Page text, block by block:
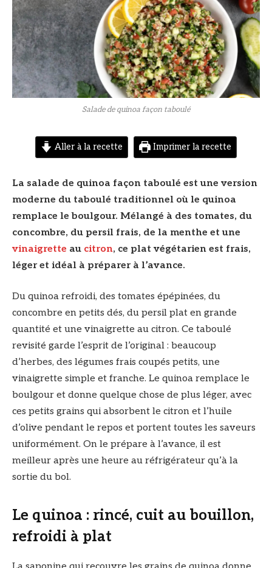
Salade de quinoa façon taboulé
Aller à la recette Imprimer la recette
La salade de quinoa façon taboulé est une version
moderne du taboulé traditionnel où le quinoa
remplace le boulgour. Mélangé à des tomates, du
concombre, du persil frais, de la menthe et une
vinaigrette au citron, ce plat végétarien est frais,
léger et idéal à préparer à l’avance.
Du quinoa refroidi, des tomates épépinées, du
concombre en petits dés, du persil plat en grande
quantité et une vinaigrette au citron. Ce taboulé
revisité garde l’esprit de l’original : beaucoup
d’herbes, des légumes frais coupés petits, une
vinaigrette simple et franche. Le quinoa remplace le
boulgour et donne quelque chose de plus léger, avec
ces petits grains qui absorbent le citron et l’huile
d’olive pendant le repos et portent toutes les saveurs
uniformément. On le prépare à l’avance, il est
meilleur après une heure au réfrigérateur qu’à la
sortie du bol.
Le quinoa : rincé, cuit au bouillon,
refroidi à plat